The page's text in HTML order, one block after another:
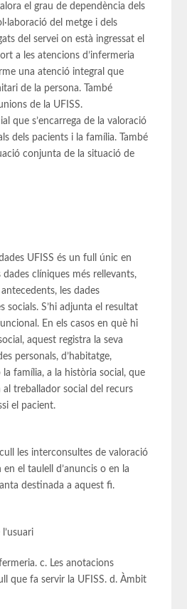
el grau de dependència dels
del metge i dels
del servei on està ingressat el
a les atencions d’infermeria
una atenció integral que
de la persona. També
de la UFISS.
que s’encarrega de la valoració
dels pacients i la família. També
conjunta de la situació de
UFISS és un full únic en
clíniques més rellevants,
les dades
socials. S’hi adjunta el resultat
En els casos en què hi
aquest registra la seva
personals, d’habitatge,
família, a la història social, que
treballador social del recurs
el pacient.
les interconsultes de valoració
el taulell d’anuncis o en la
destinada a aquest fi.
c. Les anotacions
que fa servir la UFISS. d. Àmbit